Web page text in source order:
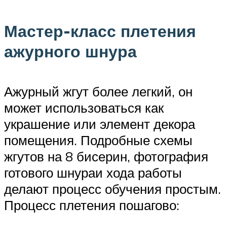
Мастер-класс плетения
ажурного шнура
Ажурный жгут более легкий, он
может использоваться как
украшение или элемент декора
помещения. Подробные схемы
жгутов на 8 бисерин, фотография
готового шнураи хода работы
делают процесс обучения простым.
Процесс плетения пошагово: